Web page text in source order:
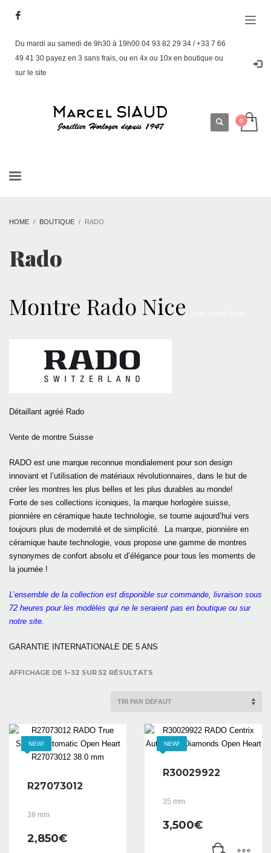
Du mardi au samedi de 9h30 à 19h00 04 93 82 29 34 / +33 7 66
49 41 30 payez en 3 sans frais, ou en 4x ou 10x en boutique ou
sur le site
HOME BOUTIQUE RADO
Rado
Montre Rado Nice
Détaillant agréé Rado
Vente de montre Suisse
RADO est une marque reconnue mondialement pour son design
innovant et l’utilisation de matériaux révolutionnaires, dans le but de
créer les montres les plus belles et les plus durables au monde!
Forte de ses collections iconiques, la marque horlogère suisse,
pionnière en céramique haute technologie, se tourne aujourd’hui vers
toujours plus de modernité et de simplicité. La marque, pionnière en
céramique haute technologie, vous propose une gamme de montres
synonymes de confort absolu et d’élégance pour tous les moments de
la journée !
L’ensemble de la collection est disponible sur commande, livraison sous
72 heures pour les modèles qui ne le seraient pas en boutique ou sur
notre site.
GARANTIE INTERNATIONALE DE 5 ANS
AFFICHAGE DE 1–32 SUR 52 RÉSULTATS
NEW!
R27073012
38 mm
2,850€
NEW!
R30029922
35 mm
3,500€